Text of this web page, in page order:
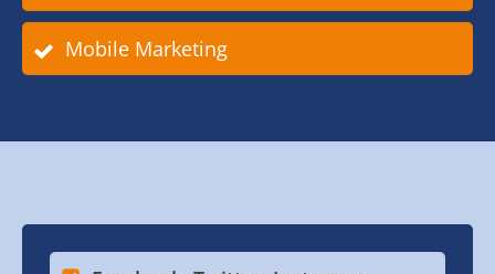
Mobile Marketing